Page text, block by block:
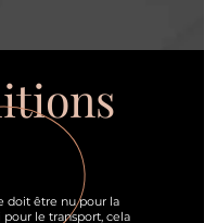
doit être nu pour la
pour le transport, cela